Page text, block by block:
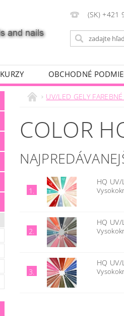
(SK) +421
KURZY OBCHODNÉ
UV/LED GELY
COLOR
1.
HQ UV/
2.
HQ UV/
3.
HQ UV/